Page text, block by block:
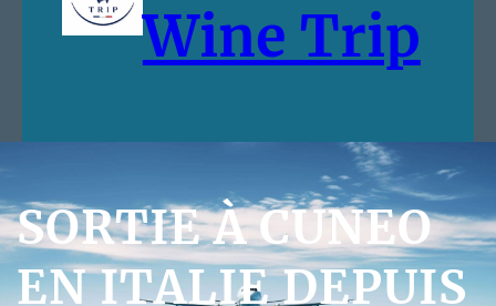
Wine Trip
SORTIE À CUNEO
EN ITALIE DEPUIS